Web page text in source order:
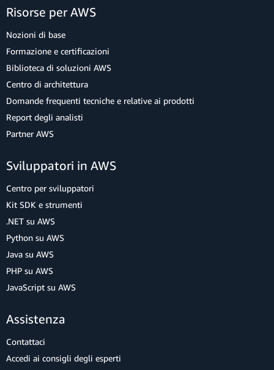
Risorse per AWS
Nozioni di base
Formazione e certificazioni
Biblioteca di soluzioni AWS
Centro di architettura
Domande frequenti tecniche e relative ai prodotti
Report degli analisti
Partner AWS
Sviluppatori in AWS
Centro per sviluppatori
Kit SDK e strumenti
.NET su AWS
Python su AWS
Java su AWS
PHP su AWS
JavaScript su AWS
Assistenza
Contattaci
Accedi ai consigli degli esperti